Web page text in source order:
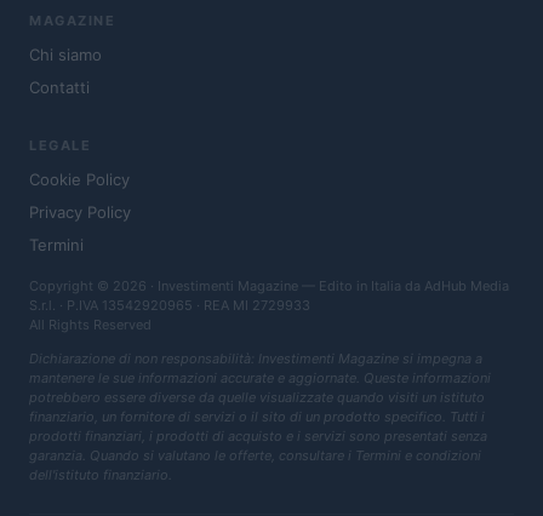
MAGAZINE
Chi siamo
Contatti
LEGALE
Cookie Policy
Privacy Policy
Termini
Copyright © 2026 · Investimenti Magazine — Edito in Italia da AdHub Media
S.r.l. · P.IVA 13542920965 · REA MI 2729933
All Rights Reserved
Dichiarazione di non responsabilità: Investimenti Magazine si impegna a
mantenere le sue informazioni accurate e aggiornate. Queste informazioni
potrebbero essere diverse da quelle visualizzate quando visiti un istituto
finanziario, un fornitore di servizi o il sito di un prodotto specifico. Tutti i
prodotti finanziari, i prodotti di acquisto e i servizi sono presentati senza
garanzia. Quando si valutano le offerte, consultare i Termini e condizioni
dell'istituto finanziario.